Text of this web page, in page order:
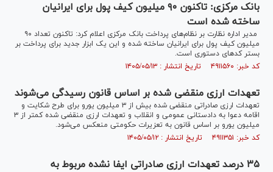
بانک مرکزی: تاکنون ۹۰ میلیون کیف پول برای ایرانیان
ساخته شده است
مدیر اداره نظارت بر نظام‌های پرداخت بانک مرکزی اعلام کرد: تاکنون تعداد ۹۰
میلیون کیف پول برای ایرانیان ساخته شده و این یک ابزار جدید برای پرداخت بر
بستر کد‌های دستوری است.
کد خبر: ۴۹۱۱۵۶۰ تاریخ انتشار : ۱۴۰۵/۰۵/۱۳
تعهدات ارزی منقضی شده بر اساس قانون رسیدگی می‌شوند
تعهدات ارزی صادراتی منقضی شده بیش از ۳ میلیون یورو برای طرح شکایت و
اقامه دعوا به دادستانی عمومی و انقلاب و تعهدات ارزی منقضی شده کمتر از ۳
میلیون یورو بر اساس قانون به تعزیرات حکومتی منعکس می‌شود.
کد خبر: ۴۹۱۱۳۵۱ تاریخ انتشار : ۱۴۰۵/۰۵/۱۲
۳۵ درصد تعهدات ارزی صادراتی ایفا نشده مربوط به